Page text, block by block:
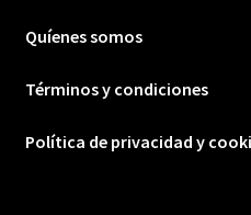
Quíenes somos
Términos y condiciones
Política de privacidad y